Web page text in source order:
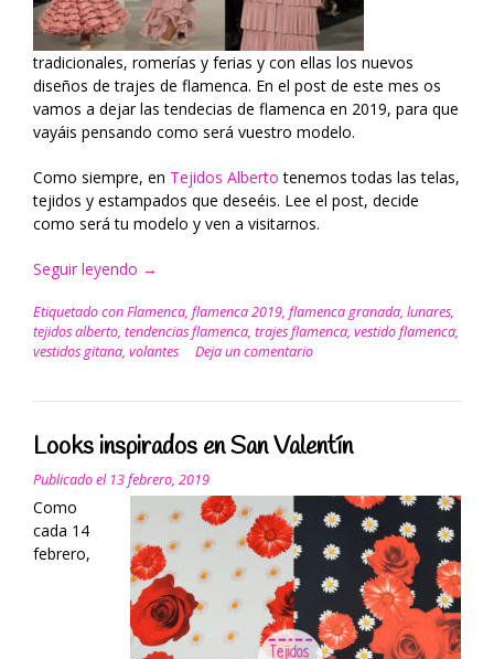
tradicionales, romerías y ferias y con ellas los nuevos
diseños de trajes de flamenca. En el post de este mes os
vamos a dejar las tendecias de flamenca en 2019, para que
vayáis pensando como será vuestro modelo.
Como siempre, en Tejidos Alberto tenemos todas las telas,
tejidos y estampados que deseéis. Lee el post, decide
como será tu modelo y ven a visitarnos.
Seguir leyendo “Moda
2019,
tendecias
en
Alberto”
→
Etiquetado conFlamenca, flamenca 2019, flamenca granada, lunares,
tejidos alberto, tendencias flamenca, trajes flamenca, vestido flamenca,
vestidos gitana, volantes Deja un comentario
Looks inspirados en San Valentín
Publicado el 13 febrero, 2019
Como
cada 14
febrero,